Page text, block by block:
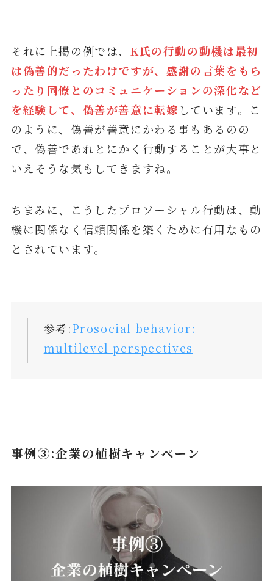
それに上掲の例では、K氏の行動の動機は最初
は偽善的だったわけですが、感謝の言葉をもら
ったり同僚とのコミュニケーションの深化など
を経験して、偽善が善意に転嫁 しています。こ
のように、偽善が善意にかわる事もあるのの
で、偽善であれとにかく行動することが大事と
いえそうな気もしてきますね。
ちまみに、こうしたプロソーシャル行動は、動
機に関係なく信頼関係を築くために有用なもの
とされています。
参考:Prosocial behavior:
multilevel perspectives
事例③:企業の植樹キャンペーン